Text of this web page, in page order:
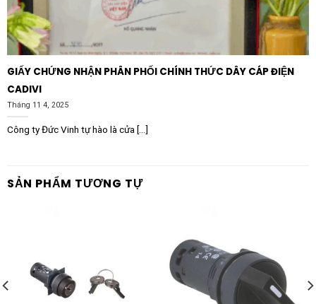
GIẤY CHỨNG NHẬN PHÂN PHỐI CHÍNH THỨC DÂY CÁP ĐIỆN
CADIVI
Tháng 11 4, 2025
Công ty Đức Vinh tự hào là cửa [...]
SẢN PHẨM TƯƠNG TỰ